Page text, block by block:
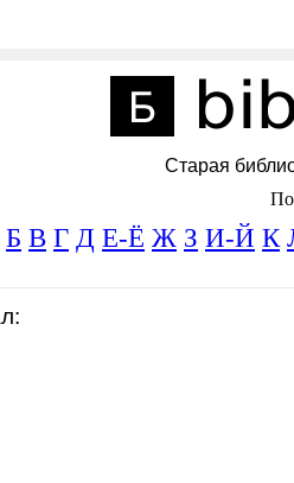
Старая
Б В Г Д Е-Ё Ж З И-Й К